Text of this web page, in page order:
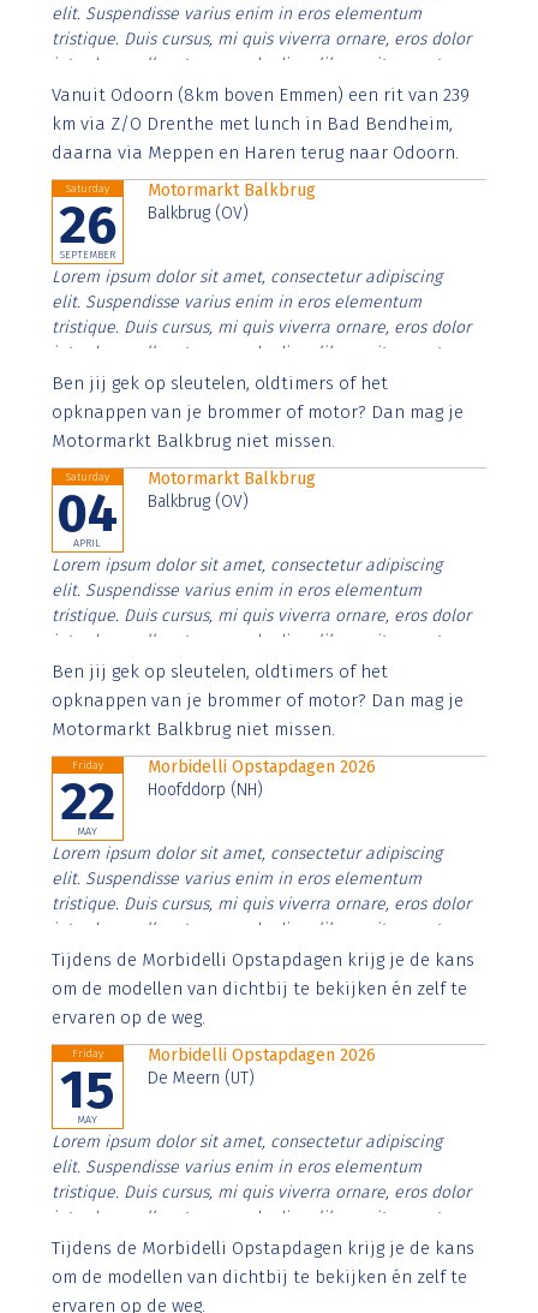
elit. Suspendisse varius enim in eros elementum
tristique. Duis cursus, mi quis viverra ornare, eros dolor
interdum nulla, ut commodo diam libero vitae erat.
Aenean faucibus nibh et justo cursus id rutrum lorem
imperdiet. Nunc ut sem vitae risus tristique posuere.
Vanuit Odoorn (8km boven Emmen) een rit van 239
km via Z/O Drenthe met lunch in Bad Bendheim,
daarna via Meppen en Haren terug naar Odoorn.
Saturday
26
SEPTEMBER
Motormarkt Balkbrug
Balkbrug (OV)
Lorem ipsum dolor sit amet, consectetur adipiscing
elit. Suspendisse varius enim in eros elementum
tristique. Duis cursus, mi quis viverra ornare, eros dolor
interdum nulla, ut commodo diam libero vitae erat.
Aenean faucibus nibh et justo cursus id rutrum lorem
imperdiet. Nunc ut sem vitae risus tristique posuere.
Ben jij gek op sleutelen, oldtimers of het
opknappen van je brommer of motor? Dan mag je
Motormarkt Balkbrug niet missen.
Saturday
04
APRIL
Motormarkt Balkbrug
Balkbrug (OV)
Lorem ipsum dolor sit amet, consectetur adipiscing
elit. Suspendisse varius enim in eros elementum
tristique. Duis cursus, mi quis viverra ornare, eros dolor
interdum nulla, ut commodo diam libero vitae erat.
Aenean faucibus nibh et justo cursus id rutrum lorem
imperdiet. Nunc ut sem vitae risus tristique posuere.
Ben jij gek op sleutelen, oldtimers of het
opknappen van je brommer of motor? Dan mag je
Motormarkt Balkbrug niet missen.
Friday
22
MAY
Morbidelli Opstapdagen 2026
Hoofddorp (NH)
Lorem ipsum dolor sit amet, consectetur adipiscing
elit. Suspendisse varius enim in eros elementum
tristique. Duis cursus, mi quis viverra ornare, eros dolor
interdum nulla, ut commodo diam libero vitae erat.
Aenean faucibus nibh et justo cursus id rutrum lorem
imperdiet. Nunc ut sem vitae risus tristique posuere.
Tijdens de Morbidelli Opstapdagen krijg je de kans
om de modellen van dichtbij te bekijken én zelf te
ervaren op de weg.
Friday
15
MAY
Morbidelli Opstapdagen 2026
De Meern (UT)
Lorem ipsum dolor sit amet, consectetur adipiscing
elit. Suspendisse varius enim in eros elementum
tristique. Duis cursus, mi quis viverra ornare, eros dolor
interdum nulla, ut commodo diam libero vitae erat.
Aenean faucibus nibh et justo cursus id rutrum lorem
imperdiet. Nunc ut sem vitae risus tristique posuere.
Tijdens de Morbidelli Opstapdagen krijg je de kans
om de modellen van dichtbij te bekijken én zelf te
ervaren op de weg.